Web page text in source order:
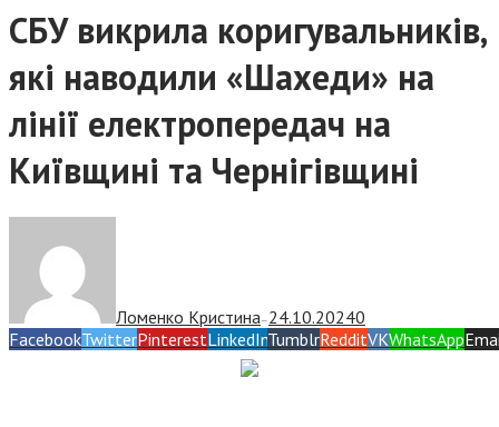
СБУ викрила коригувальників,
які наводили «Шахеди» на
лінії електропередач на
Київщині та Чернігівщині
Ломенко Кристина— 24.10.20240
FacebookTwitterPinterestLinkedInTumblrRedditVKWhatsApp